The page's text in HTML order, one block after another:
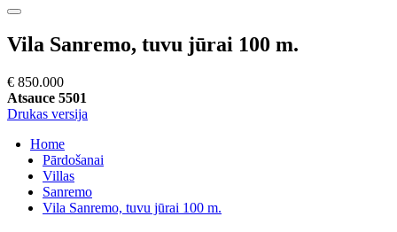
Vila Sanremo, tuvu jūrai 100 m.
€ 850.000
Atsauce 5501
Drukas versija
Home
Pārdošanai
Villas
Sanremo
Vila Sanremo, tuvu jūrai 100 m.